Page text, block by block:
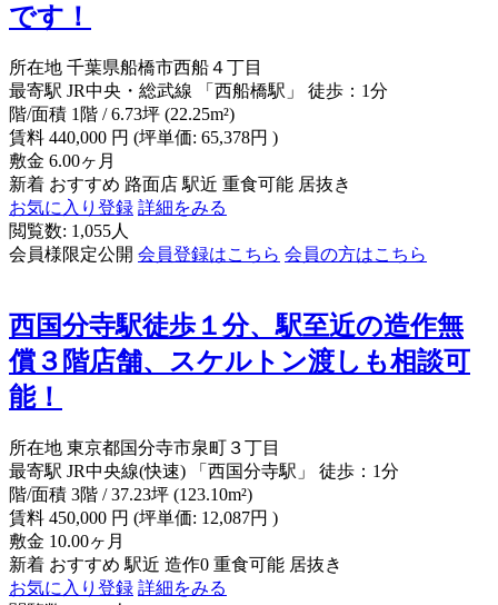
です！
所在地 千葉県船橋市西船４丁目
最寄駅 JR中央・総武線 「西船橋駅」 徒歩：1分
階/面積 1階 / 6.73坪 (22.25m²)
賃料 440,000 円 (坪単価: 65,378円 )
敷金 6.00ヶ月
新着 おすすめ 路面店 駅近 重食可能 居抜き
お気に入り登録 詳細をみる
閲覧数: 1,055人
会員様限定公開 会員登録はこちら 会員の方はこちら
西国分寺駅徒歩１分、駅至近の造作無
償３階店舗、スケルトン渡しも相談可
能！
所在地 東京都国分寺市泉町３丁目
最寄駅 JR中央線(快速) 「西国分寺駅」 徒歩：1分
階/面積 3階 / 37.23坪 (123.10m²)
賃料 450,000 円 (坪単価: 12,087円 )
敷金 10.00ヶ月
新着 おすすめ 駅近 造作0 重食可能 居抜き
お気に入り登録 詳細をみる